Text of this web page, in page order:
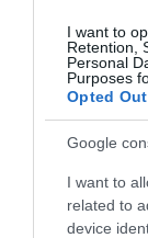
I want to
Retention,
Personal
Purposes
Opted Out
Google
I want to
related to
device
Második
Dunából
A
Újabb